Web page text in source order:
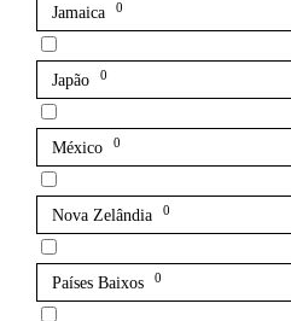
Jamaica 0
Japão 0
México 0
Nova Zelândia 0
Países Baixos 0